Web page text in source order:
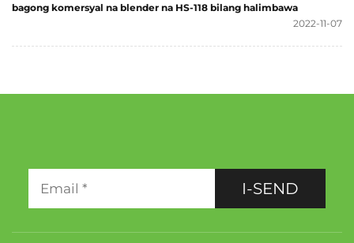
bagong komersyal na blender na HS-118 bilang halimbawa
2022-11-07
I-SEND